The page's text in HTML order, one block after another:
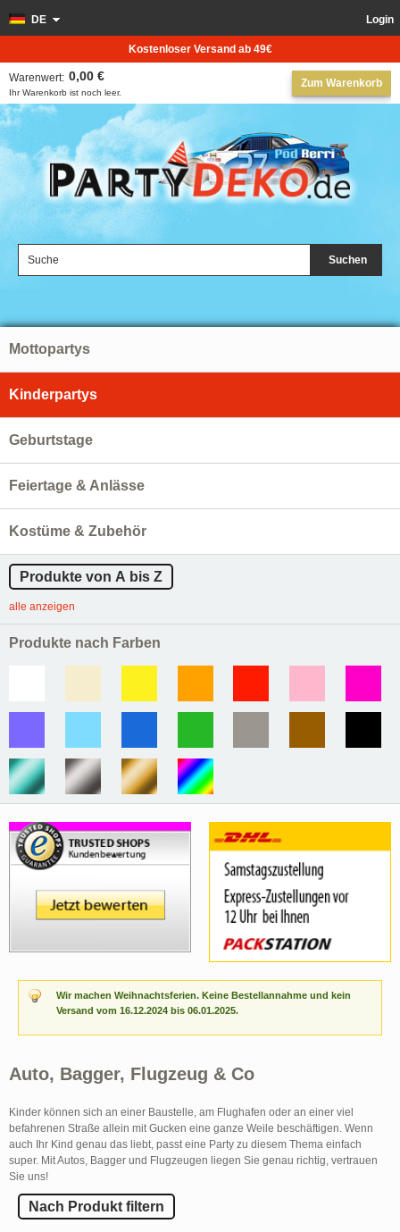
Suchen
Login
DE
Zum Warenkorb
Ihr Warenkorb ist noch leer.
Warenwert: 0,00 €
Kostenloser Versand ab 49€
Wir machen Weihnachtsferien. Keine Bestellannahme und kein
Versand vom 16.12.2024 bis 06.01.2025.
Auto, Bagger, Flugzeug & Co
Kinder können sich an einer Baustelle, am Flughafen oder an einer viel
befahrenen Straße allein mit Gucken eine ganze Weile beschäftigen. Wenn
auch Ihr Kind genau das liebt, passt eine Party zu diesem Thema einfach
super. Mit Autos, Bagger und Flugzeugen liegen Sie genau richtig, vertrauen
Sie uns!
Nach Produkt filtern
Mottopartys
Kinderpartys
Geburtstage
Feiertage & Anlässe
Kostüme & Zubehör
Produkte von A bis Z
alle anzeigen
Produkte nach Farben